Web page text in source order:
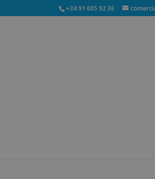
+34 91 005 92 36